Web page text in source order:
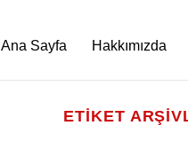
Ana Sayfa
Hakkımızda
ETIKET